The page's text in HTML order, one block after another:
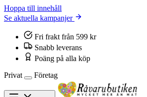
Hoppa till innehåll
Se aktuella kampanjer
Fri frakt från 599 kr
Snabb leverans
Poäng på alla köp
Privat
Företag